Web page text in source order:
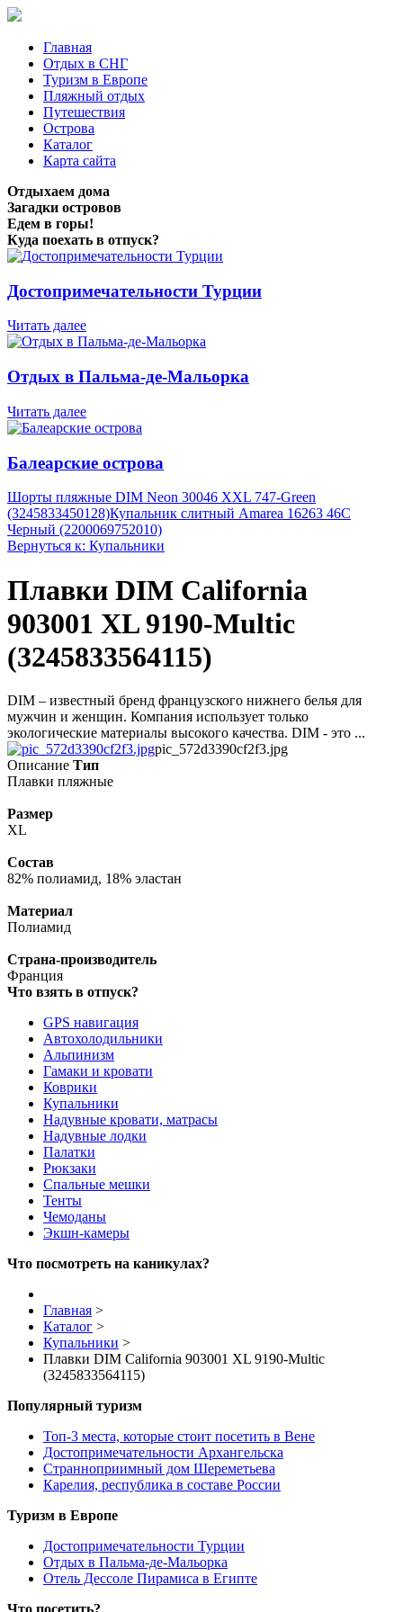
Главная
Отдых в СНГ
Туризм в Европе
Пляжный отдых
Путешествия
Острова
Каталог
Карта сайта
Отдыхаем дома
Загадки островов
Едем в горы!
Куда поехать в отпуск?
Достопримечательности Турции
Читать далее
Отдых в Пальма-де-Мальорка
Читать далее
Балеарские острова
Шорты пляжные DIM Neon 30046 XXL 747-Green
(3245833450128)Купальник слитный Amarea 16263 46C
Черный (2200069752010)
Вернуться к: Купальники
Плавки DIM California
903001 XL 9190-Multic
(3245833564115)
DIM – известный бренд французского нижнего белья для
мужчин и женщин. Компания использует только
экологические материалы высокого качества. DIM - это ...
pic_572d3390cf2f3.jpg
Описание Тип
Плавки пляжные
Размер
XL
Состав
82% полиамид, 18% эластан
Материал
Полиамид
Страна-производитель
Франция
Что взять в отпуск?
GPS навигация
Автохолодильники
Альпинизм
Гамаки и кровати
Коврики
Купальники
Надувные кровати, матрасы
Надувные лодки
Палатки
Рюкзаки
Спальные мешки
Тенты
Чемоданы
Экшн-камеры
Что посмотреть на каникулах?
Главная >
Каталог >
Купальники >
Плавки DIM California 903001 XL 9190-Multic
(3245833564115)
Популярный туризм
Топ-3 места, которые стоит посетить в Вене
Достопримечательности Архангельска
Странноприимный дом Шереметьева
Карелия, республика в составе России
Туризм в Европе
Достопримечательности Турции
Отдых в Пальма-де-Мальорка
Отель Дессоле Пирамиса в Египте